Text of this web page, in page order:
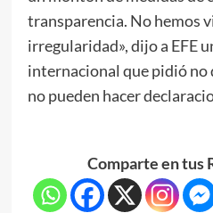
transparencia. No hemos
irregularidad», dijo a EFE
internacional que pidió no
no pueden hacer
Comparte en tus